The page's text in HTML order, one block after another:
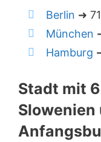
Berlin ➜
München
Hamburg
Stadt mit
Slowenien